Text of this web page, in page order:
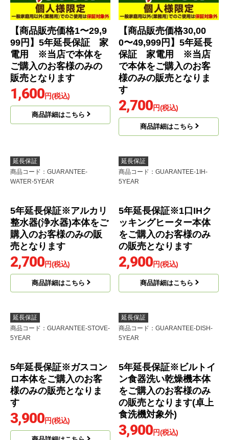
【商品販売価格1〜29,9
99円】5年延長保証 家
電用 ※当店で本体を
ご購入のお客様のみの
販売となります
1,600円(税込)
商品詳細はこちら
【商品販売価格30,00
0〜49,999円】5年延長
保証 家電用 ※当店
で本体をご購入のお客
様のみの販売となりま
す
2,700円(税込)
商品詳細はこちら
延長保証
商品コード ：GUARANTEE-
WATER-5YEAR
整水器(浄水器)本体をご
購入のお客様のみの販
売となります
商品詳細はこちら
延長保証
商品コード ：GUARANTEE-1IH-
5YEAR
5年延長保証※1口IHク
ッキングヒーター本体
をご購入のお客様のみ
の販売となります
2,900円(税込)
商品詳細はこちら
延長保証
商品コード：GUARANTEE-STOVE-
5YEAR
延長保証
商品コード：GUARANTEE-DISH-
5YEAR